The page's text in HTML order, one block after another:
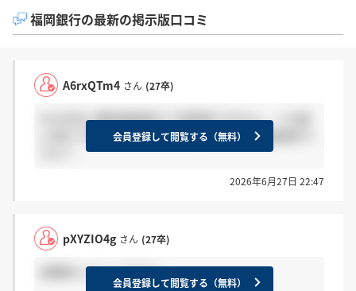
福岡銀行の最新の掲示版口コミ
A6rxQTm4 さん (27卒)
6/22(月)に最終面接受けて結果来てません。この週
に受けて結果来た人いますか？また内定は絶望的で
会員登録して閲覧する（無料）
2026年6月27日 22:47
pXYZIO4g さん (27卒)
結構多いらしいですよ。
会員登録して閲覧する（無料）